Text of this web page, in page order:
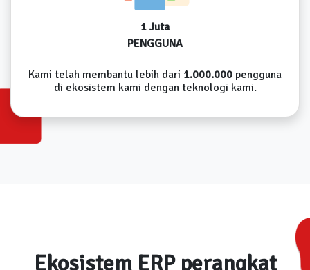
1 Juta
PENGGUNA
Kami telah membantu lebih dari 1.000.000 pengguna
di ekosistem kami dengan teknologi kami.
Ekosistem ERP perangkat